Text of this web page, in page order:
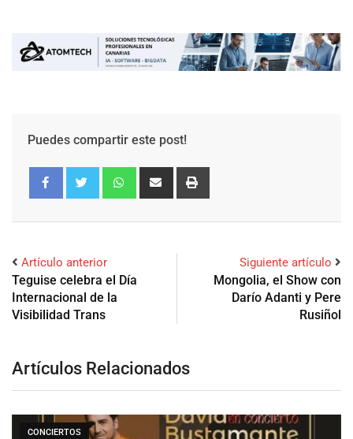
Puedes compartir este post!
Artículo anterior
Teguise celebra el Día
Internacional de la
Visibilidad Trans
Siguiente artículo
Mongolia, el Show con
Darío Adanti y Pere
Rusiñol
Artículos Relacionados
CONCIERTOS